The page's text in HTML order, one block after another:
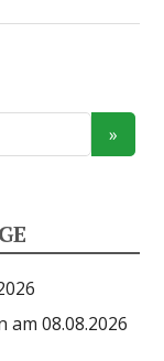
08.08.2026